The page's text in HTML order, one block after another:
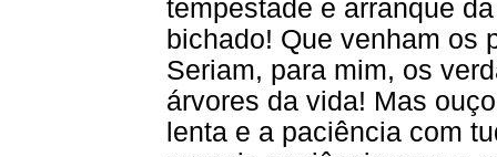
tempestade e arranque
bichado! Que venham os
Seriam, para mim, os
árvores da vida! Mas
lenta e a paciência com